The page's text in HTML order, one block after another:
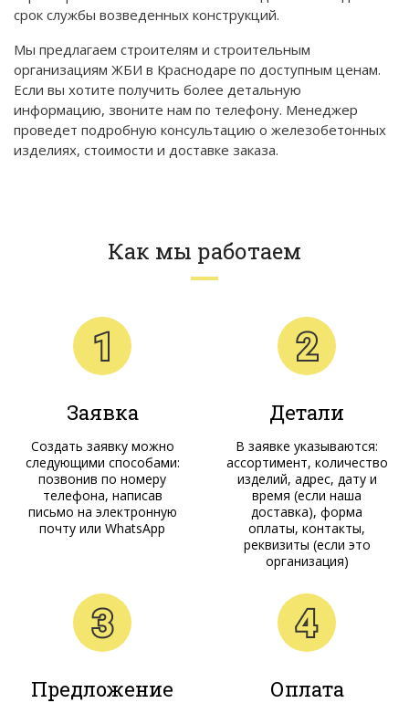
срок службы возведенных конструкций.
Мы предлагаем строителям и строительным
организациям ЖБИ в Краснодаре по доступным ценам.
Если вы хотите получить более детальную
информацию, звоните нам по телефону. Менеджер
проведет подробную консультацию о железобетонных
изделиях, стоимости и доставке заказа.
Как мы работаем
Заявка
Создать заявку можно
следующими способами:
позвонив по номеру
телефона, написав
письмо на электронную
почту или WhatsApp
Детали
В заявке указываются:
ассортимент, количество
изделий, адрес, дату и
время (если наша
доставка), форма
оплаты, контакты,
реквизиты (если это
организация)
Предложение Оплата